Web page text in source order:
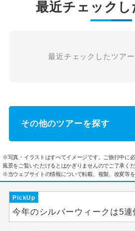
最近チェックし
最近チェックしたツア
その他のツアーを探す
※写真・イラストはすべてイメージです。ご旅行中に
風景をご覧いただけるとはかぎりませんのでご了承くだ
※当ウェブサイトの情報について転載、複製、改変等を
PickUp
今年のシルバーウィークは5連